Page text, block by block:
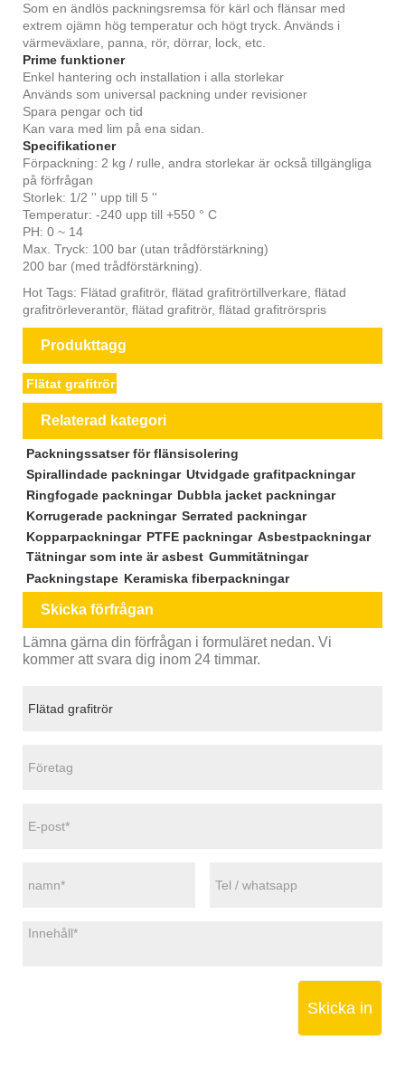
Som en ändlös packningsremsa för kärl och flänsar med
extrem ojämn hög temperatur och högt tryck. Används i
värmeväxlare, panna, rör, dörrar, lock, etc.
Prime funktioner
Enkel hantering och installation i alla storlekar
Används som universal packning under revisioner
Spara pengar och tid
Kan vara med lim på ena sidan.
Specifikationer
Förpackning: 2 kg / rulle, andra storlekar är också tillgängliga
på förfrågan
Storlek: 1/2 '' upp till 5 ''
Temperatur: -240 upp till +550 ° C
PH: 0 ~ 14
Max. Tryck: 100 bar (utan trådförstärkning)
200 bar (med trådförstärkning).
Hot Tags: Flätad grafitrör, flätad grafitrörtillverkare, flätad
grafitrörleverantör, flätad grafitrör, flätad grafitrörspris
Produkttagg
Flätat grafitrör
Relaterad kategori
Packningssatser för flänsisolering
Spirallindade packningar Utvidgade grafitpackningar
Ringfogade packningar Dubbla jacket packningar
Korrugerade packningar Serrated packningar
Kopparpackningar PTFE packningar Asbestpackningar
Tätningar som inte är asbest Gummitätningar
Packningstape Keramiska fiberpackningar
Skicka förfrågan
Lämna gärna din förfrågan i formuläret nedan. Vi
kommer att svara dig inom 24 timmar.
Skicka in